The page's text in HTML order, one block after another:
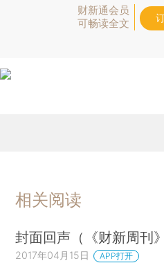
财新通会员
可畅读全文
相关阅读
封面回声（《财新周刊
2017年04月15日 APP打开